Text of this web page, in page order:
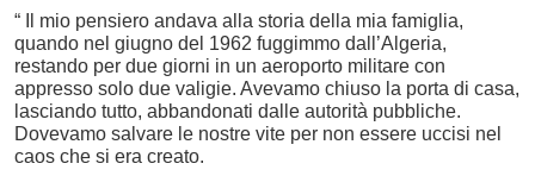
“ Il mio pensiero andava alla storia della mia famiglia,
quando nel giugno del 1962 fuggimmo dall’Algeria,
restando per due giorni in un aeroporto militare con
appresso solo due valigie. Avevamo chiuso la porta di casa,
lasciando tutto, abbandonati dalle autorità pubbliche.
Dovevamo salvare le nostre vite per non essere uccisi nel
caos che si era creato.